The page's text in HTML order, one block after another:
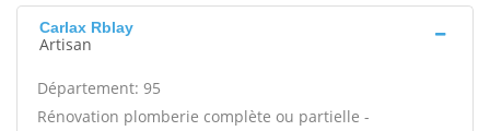
Carlax Rblay
Artisan
Département: 95
Rénovation plomberie complète ou partielle -